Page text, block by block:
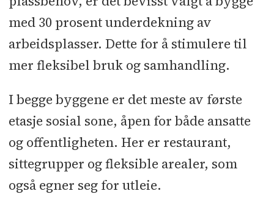
med 30 prosent underdekning av
arbeidsplasser. Dette for å stimulere til
mer fleksibel bruk og samhandling.
I begge byggene er det meste av første
etasje sosial sone, åpen for både ansatte
og offentligheten. Her er restaurant,
sittegrupper og fleksible arealer, som
også egner seg for utleie.